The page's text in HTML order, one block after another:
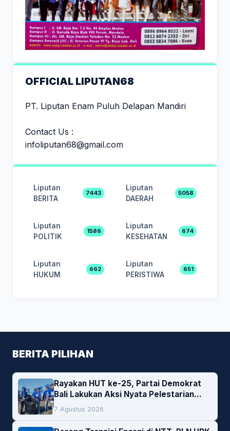
OFFICIAL LIPUTAN68
PT. Liputan Enam Puluh Delapan Mandiri
Contact Us :
infoliputan68@gmail.com
Liputan
BERITA
7443
Liputan
DAERAH
5058
Liputan
POLITIK
1586
Liputan
KESEHATAN
674
Liputan
HUKUM
662
Liputan
PERISTIWA
651
BERITA PILIHAN
Rayakan HUT ke-25, Partai Demokrat
Bali Lakukan Aksi Nyata Pelestarian
Lingkungan
7 Agustus 2026